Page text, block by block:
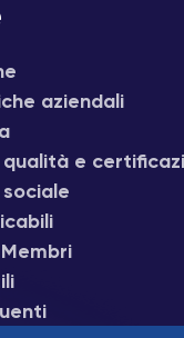
aziendali
e